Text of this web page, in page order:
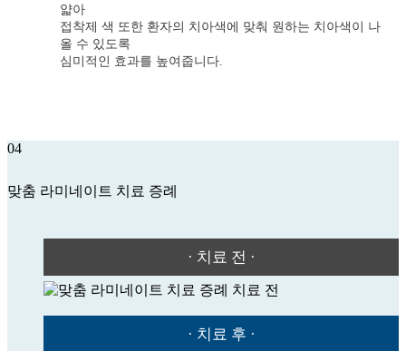
얇아
접착제 색 또한 환자의 치아색에 맞춰 원하는 치아색이 나
올 수 있도록
심미적인 효과를 높여줍니다.
04
맞춤 라미네이트 치료 증례
· 치료 전 ·
· 치료 후 ·